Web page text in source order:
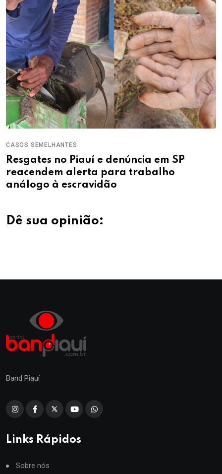
CASOS SEMELHANTES
Resgates no Piauí e denúncia em SP
reacendem alerta para trabalho
análogo à escravidão
Dê sua opinião:
Band Piauí
Links Rápidos
Sobre nós